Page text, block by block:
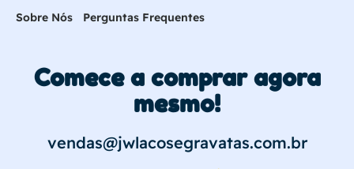
Sobre Nós Perguntas Frequentes
Comece a comprar agora
mesmo!
vendas@jwlacosegravatas.com.br